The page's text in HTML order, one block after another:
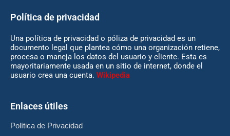
Política de privacidad
Una política de privacidad o póliza de privacidad es un
documento legal que plantea cómo una organización retiene,
procesa o maneja los datos del usuario y cliente. Esta es
mayoritariamente usada en un sitio de internet, donde el
usuario crea una cuenta. Wikipedia
Enlaces útiles
Política de Privacidad